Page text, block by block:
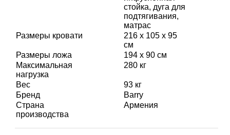
стойка, дуга для
подтягивания,
матрас
Размеры кровати
216 х 105 х 95
см
Размеры ложа
194 х 90 см
Максимальная
нагрузка
280 кг
Вес
93 кг
Бренд
Barry
Страна
производства
Армения